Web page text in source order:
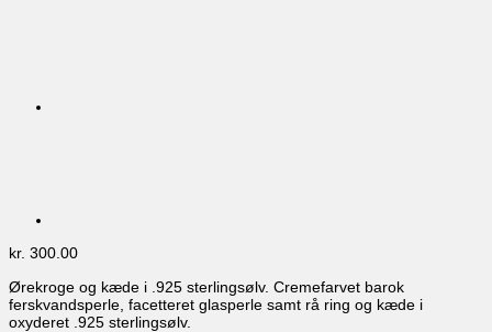
kr. 300.00
Ørekroge og kæde i .925 sterlingsølv. Cremefarvet barok
ferskvandsperle, facetteret glasperle samt rå ring og kæde i
oxyderet .925 sterlingsølv.